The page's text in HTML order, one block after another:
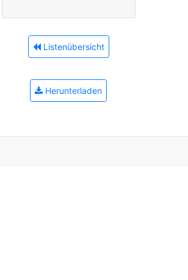
Listenübersicht
Herunterladen